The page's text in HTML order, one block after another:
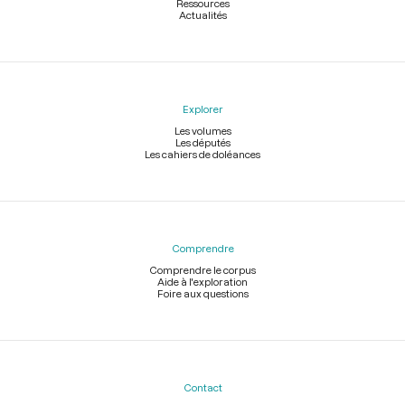
Ressources
Actualités
Explorer
Les volumes
Les députés
Les cahiers de doléances
Comprendre
Comprendre le corpus
Aide à l'exploration
Foire aux questions
Contact